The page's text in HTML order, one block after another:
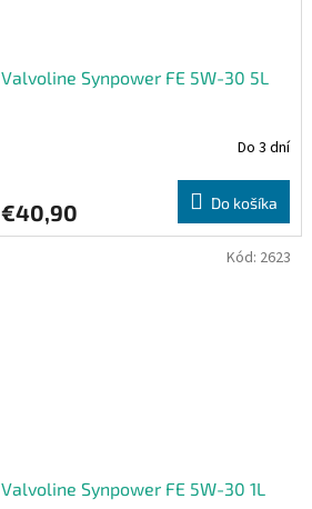
Valvoline Synpower FE 5W-30 5L
Do 3 dní
€40,90 Do košíka
Valvoline Synpower FE 5W-30 1L
Kód: 2623